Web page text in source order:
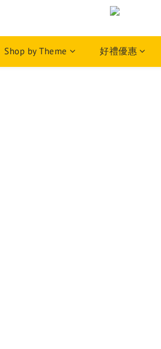
Shop by Theme 好禮優惠